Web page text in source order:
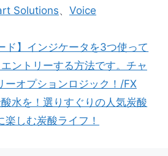
Solutions、 Voice
ド】インジケータを3つ使って
ントリーする方法です。チャ
ーオプションロジック！/FX
水を！選りすぐりの人気炭酸
しむ炭酸ライフ！